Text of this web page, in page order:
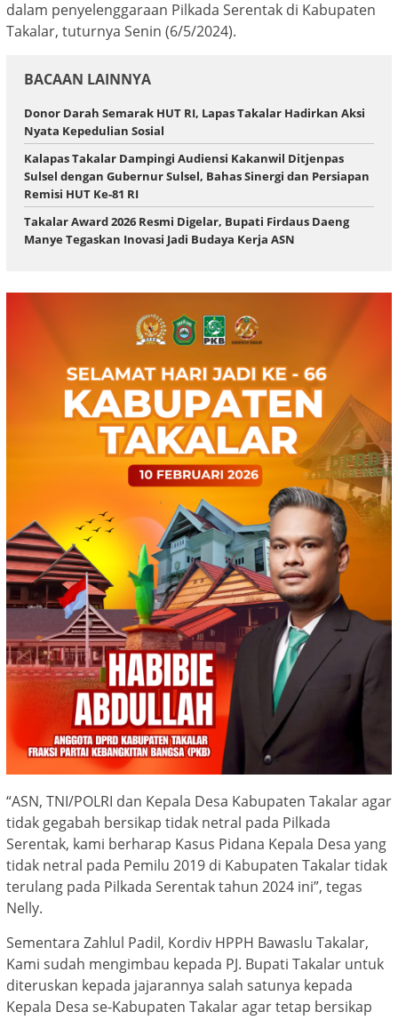
dalam penyelenggaraan Pilkada Serentak di Kabupaten
Takalar, tuturnya Senin (6/5/2024).
BACAAN LAINNYA
Donor Darah Semarak HUT RI, Lapas Takalar Hadirkan Aksi
Nyata Kepedulian Sosial
Kalapas Takalar Dampingi Audiensi Kakanwil Ditjenpas
Sulsel dengan Gubernur Sulsel, Bahas Sinergi dan Persiapan
Remisi HUT Ke-81 RI
Takalar Award 2026 Resmi Digelar, Bupati Firdaus Daeng
Manye Tegaskan Inovasi Jadi Budaya Kerja ASN
“ASN, TNI/POLRI dan Kepala Desa Kabupaten Takalar agar
tidak gegabah bersikap tidak netral pada Pilkada
Serentak, kami berharap Kasus Pidana Kepala Desa yang
tidak netral pada Pemilu 2019 di Kabupaten Takalar tidak
terulang pada Pilkada Serentak tahun 2024 ini”, tegas
Nelly.
Sementara Zahlul Padil, Kordiv HPPH Bawaslu Takalar,
Kami sudah mengimbau kepada PJ. Bupati Takalar untuk
diteruskan kepada jajarannya salah satunya kepada
Kepala Desa se-Kabupaten Takalar agar tetap bersikap